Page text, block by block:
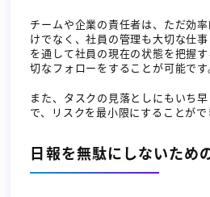
チームや企業の責任者は、ただ効
けでなく、社員の管理も大切な仕
を通して社員の現在の状態を把握
切なフォローをすることが可能です
また、タスクの見落としにもいち
で、リスクを最小限にすることがで
日報を無駄にしないため